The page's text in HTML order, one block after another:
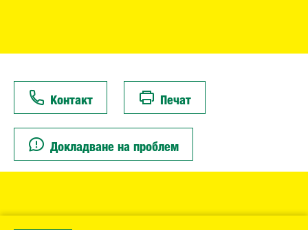
Контакт Печат
Докладване на проблем